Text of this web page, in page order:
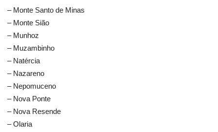
– Monte Santo de Minas
– Monte Sião
– Munhoz
– Muzambinho
– Natércia
– Nazareno
– Nepomuceno
– Nova Ponte
– Nova Resende
– Olaria